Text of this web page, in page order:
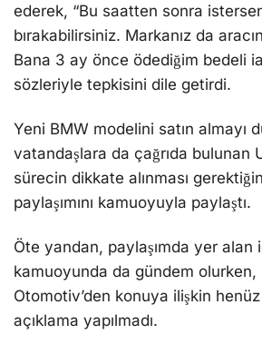
ederek, “Bu saatten sonra
bırakabilirsiniz. Markanız da
Bana 3 ay önce ödediğim bedeli
sözleriyle tepkisini dile getirdi.
Yeni BMW modelini satın almayı
vatandaşlara da çağrıda bulunan
sürecin dikkate alınması
paylaşımını kamuoyuyla paylaştı.
Öte yandan, paylaşımda yer alan
kamuoyunda da gündem olurken,
Otomotiv’den konuya ilişkin
açıklama yapılmadı.